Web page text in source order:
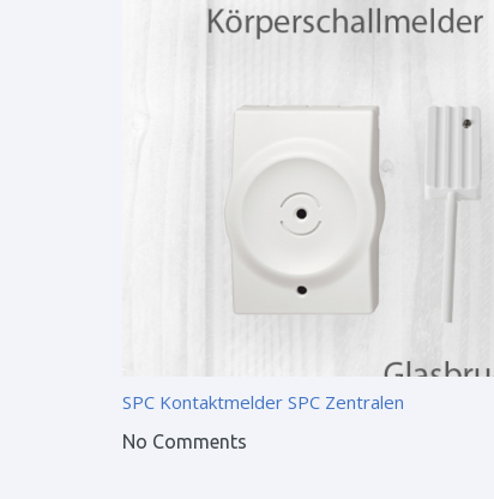
SPC Kontaktmelder SPC Zentralen
No Comments